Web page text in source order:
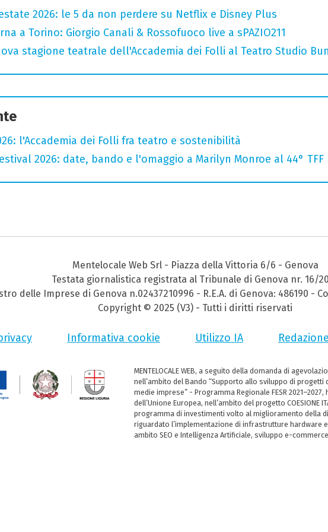
2026: le 5 da non perdere su Netflix e Disney Plus
a Torino: Giorgio Canali & Rossofuoco live a sPAZIO211
stagione teatrale dell'Accademia dei Folli al Teatro Studio
l'Accademia dei Folli fra teatro e sostenibilità
2026: date, bando e l'omaggio a Marilyn Monroe al 44° TFF
Mentelocale Web Srl - Piazza della Vittoria 6/6 - Genova
Testata giornalistica registrata al Tribunale di Genova nr. 16/
delle Imprese di Genova n.02437210996 - R.E.A. di Genova: 486190 -
Copyright © 2025 (V3) - Tutti i diritti riservati
Informativa cookie Utilizzo IA
MENTELOCALE WEB, a seguito della domanda di
nell’ambito del Bando “Supporto allo sviluppo di
medie imprese” - Programma Regionale FESR
dell’Unione Europea, nell’ambito del progetto COESIONE
programma di investimenti volto al miglioramento della
riguardato l’implementazione di infrastrutture hardware
ambito SEO e Intelligenza Artificiale, sviluppo e-